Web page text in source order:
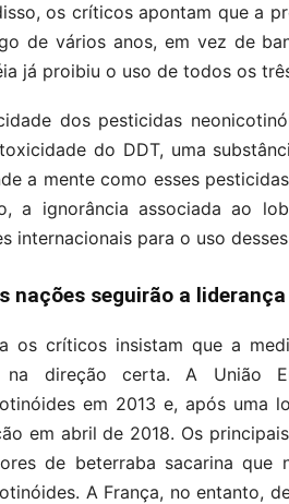
os críticos apontam que a
de vários anos, em vez de
já proibiu o uso de todos os
dos pesticidas
do DDT, uma
a mente como esses
a ignorância associada ao
internacionais para o uso
nações seguirão a
os críticos insistam que a
na direção certa. A União
em 2013 e, após uma
em abril de 2018. Os
de beterraba sacarina que
A França, no entanto,